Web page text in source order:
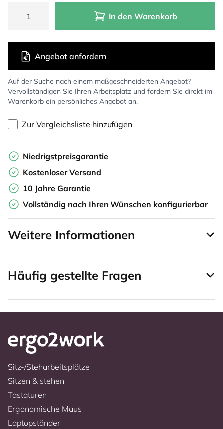
In den Warenkorb
Auf der Suche nach einem maßgeschneiderten Angebot?
Vervollständigen Sie Ihren Arbeitsplatz und fordern Sie direkt im
Warenkorb ein persönliches Angebot an.
Angebot anfordern
Zur Vergleichsliste hinzufügen
Niedrigstpreisgarantie
Kostenloser Versand
10 Jahre Garantie
Vollständig nach Ihren Wünschen konfigurierbar
Weitere Informationen
Häufig gestellte Fragen
Sitz-/Steharbeitsplätze
Sitzen & stehen
Tastaturen
Ergonomische Maus
Laptopständer